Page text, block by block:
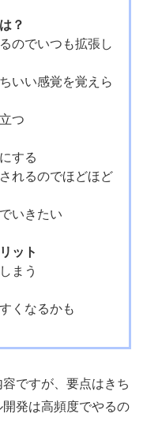
？
のでいつも拡張し
いい感覚を覚えら
つ
する
れるのでほどほど
いきたい
ット
まう
くなるかも
ですが、要点はきち
発は高頻度でやるの